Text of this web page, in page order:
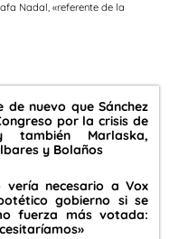
Nadal, «referente de la
de nuevo que Sánchez
por la crisis de
también Marlaska,
y Bolaños
vería necesario a Vox
gobierno si se
fuerza más votada: